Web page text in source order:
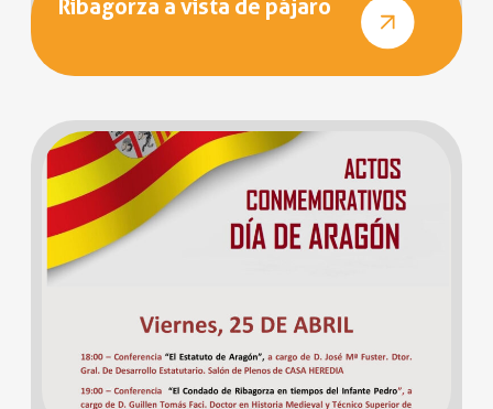
Ribagorza a vista de pájaro